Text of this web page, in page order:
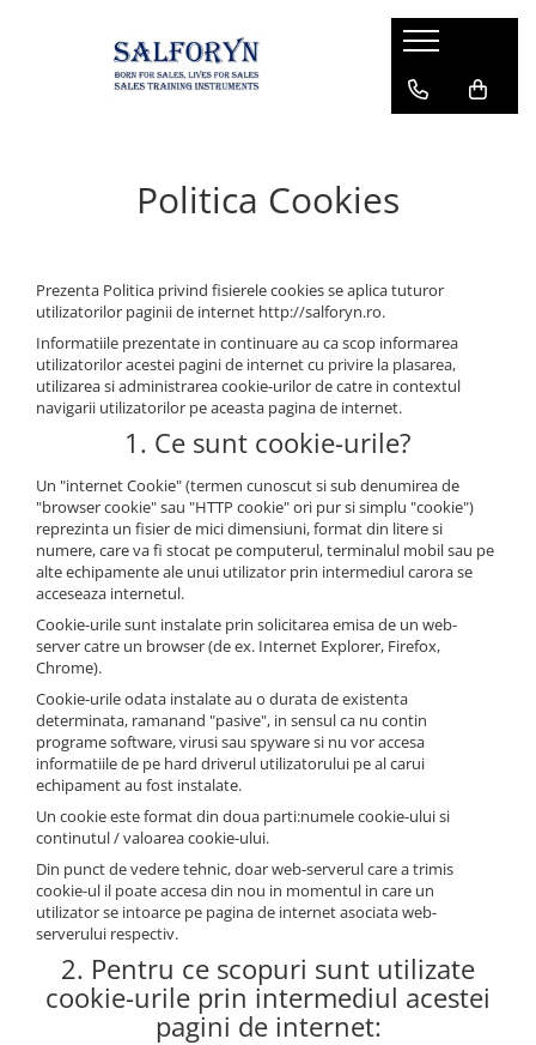
Politica Cookies
Prezenta Politica privind fisierele cookies se aplica tuturor
utilizatorilor paginii de internet http://salforyn.ro.
Informatiile prezentate in continuare au ca scop informarea
utilizatorilor acestei pagini de internet cu privire la plasarea,
utilizarea si administrarea cookie-urilor de catre in contextul
navigarii utilizatorilor pe aceasta pagina de internet.
1. Ce sunt cookie-urile?
Un "internet Cookie" (termen cunoscut si sub denumirea de
"browser cookie" sau "HTTP cookie" ori pur si simplu "cookie")
reprezinta un fisier de mici dimensiuni, format din litere si
numere, care va fi stocat pe computerul, terminalul mobil sau pe
alte echipamente ale unui utilizator prin intermediul carora se
acceseaza internetul.
Cookie-urile sunt instalate prin solicitarea emisa de un web-
server catre un browser (de ex. Internet Explorer, Firefox,
Chrome).
Cookie-urile odata instalate au o durata de existenta
determinata, ramanand "pasive", in sensul ca nu contin
programe software, virusi sau spyware si nu vor accesa
informatiile de pe hard driverul utilizatorului pe al carui
echipament au fost instalate.
Un cookie este format din doua parti:numele cookie-ului si
continutul / valoarea cookie-ului.
Din punct de vedere tehnic, doar web-serverul care a trimis
cookie-ul il poate accesa din nou in momentul in care un
utilizator se intoarce pe pagina de internet asociata web-
serverului respectiv.
2. Pentru ce scopuri sunt utilizate
cookie-urile prin intermediul acestei
pagini de internet: